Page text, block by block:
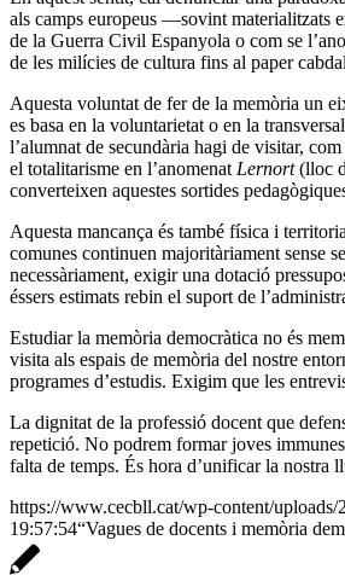
als camps europeus —sovint materialitzats
de la Guerra Civil Espanyola o com se
de les milícies de cultura fins al paper
Aquesta voluntat de fer de la memòria un
es basa en la voluntarietat o en la
l’alumnat de secundària hagi de visitar,
el totalitarisme en l’anomenat Lernort(lloc
converteixen aquestes sortides
Aquesta mancança és també física i
comunes continuen majoritàriament sense
necessàriament, exigir una dotació
éssers estimats rebin el suport de
Estudiar la memòria democràtica no és
visita als espais de memòria del nostre
programes d’estudis. Exigim que les
La dignitat de la professió docent que
repetició. No podrem formar joves
falta de temps. És hora d’unificar la nostra
https://www.cecbll.cat/wp-content/
19:57:54“Vagues de docents i memòria